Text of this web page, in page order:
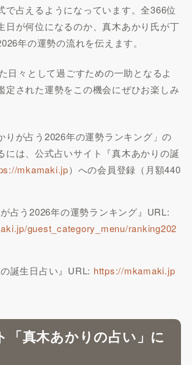
で占えるようになっています。全366位
日が何位になるのか、真木あかり氏が丁
年の運勢の流れを伝えます。
日々として過ごすための一助となるよ
定された運勢をこの機会にぜひお楽しみ
りが占う2026年の運勢ランキング」の
には、公式占いサイト『真木あかりの誕
mkamaki.jp）への会員登録（月額440
が占う2026年の運勢ランキング』URL:
guest_category_menu/ranking202
の誕生日占い』URL: https://mkamaki.jp
「真木あかりの占い」に